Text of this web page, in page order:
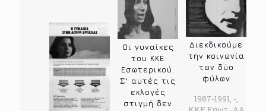
Οι γυναίκες
του ΚΚΕ
Εσωτερικού.
Σ' αυτές τις
εκλογές
στιγμή δεν
Διεκδικούμε
την κοινωνία
των δύο
φύλων
1987-1991, -,